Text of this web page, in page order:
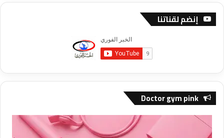
إنضم لقناتنا
Doctor gym pink